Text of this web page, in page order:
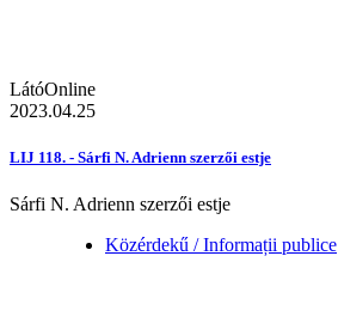
LátóOnline
2023.04.25
LIJ 118. - Sárfi N. Adrienn szerzői estje
Sárfi N. Adrienn szerzői estje
Közérdekű / Informații publice